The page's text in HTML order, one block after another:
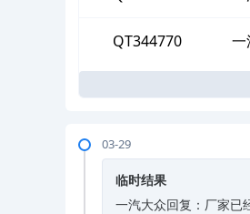
QT344770 一
03-29
临时结果
一汽大众回复：厂家已